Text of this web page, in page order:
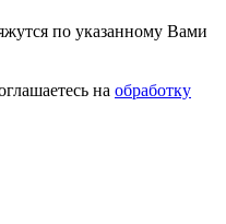
по указанному Вами
на обработку